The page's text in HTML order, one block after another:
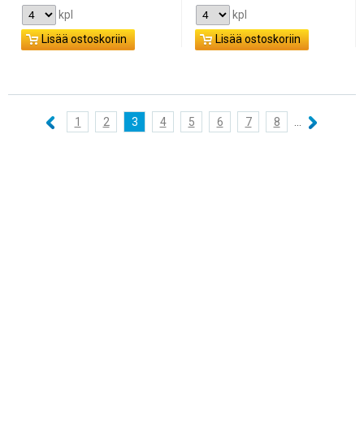
kpl
Lisää ostoskoriin
kpl
Lisää ostoskoriin
1 2 3 4 5 6 7 8